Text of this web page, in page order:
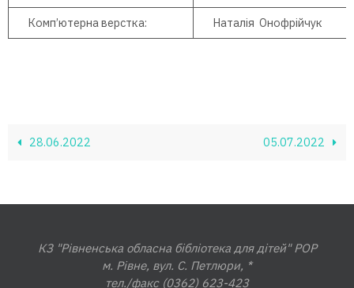
Комп’ютерна верстка: Наталія Онофрійчук
28.06.2022 05.07.2022
КЗ "Рівненська обласна бібліотека для дітей" РОР
м. Рівне, вул. С. Петлюри, *
тел./факс (0362) 623-423